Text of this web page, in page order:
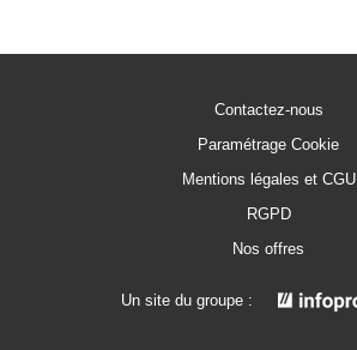
Contactez-nous
Paramétrage Cookie
Mentions légales et CGU
RGPD
Nos offres
Un site du groupe :